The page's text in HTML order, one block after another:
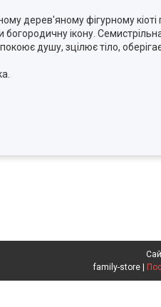
дерев'яному фігурному
ікону.
душу, зцілює тіло,